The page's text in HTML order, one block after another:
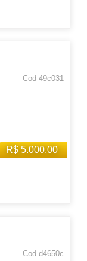
R$ 5.000,00
Cod 49c031
Cod d4650c